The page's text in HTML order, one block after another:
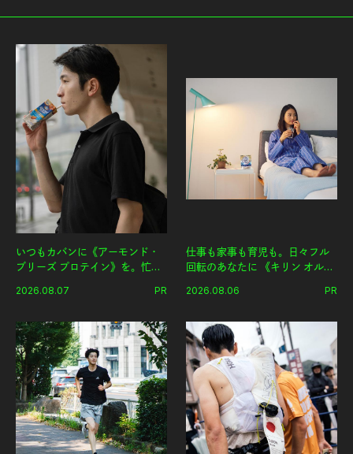
いつもカバンに《アーモンド・
ブリーズ プロテイン》を。忙し
グ習慣。
2026.08.07 PR
仕事も家事も育児も。日々フル
回転のあなたに 《キリン オルニ
2026.08.06 PR